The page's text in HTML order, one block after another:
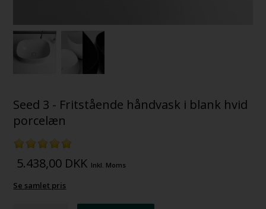
Seed 3 - Fritstående håndvask i blank hvid
porcelæn
5.438,00 DKK Inkl. Moms
Se samlet pris